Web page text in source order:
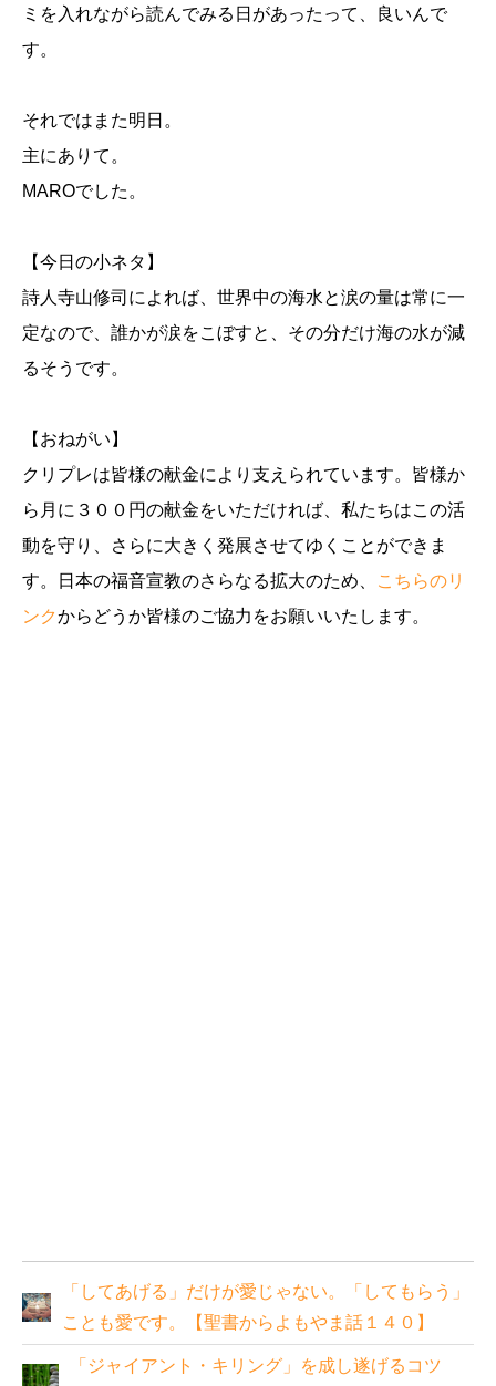
ミを入れながら読んでみる日があったって、良いんで
す。
それではまた明日。
主にありて。
MAROでした。
【今日の小ネタ】
詩人寺山修司によれば、世界中の海水と涙の量は常に一
定なので、誰かが涙をこぼすと、その分だけ海の水が減
るそうです。
【おねがい】
クリプレは皆様の献金により支えられています。皆様か
ら月に３００円の献金をいただければ、私たちはこの活
動を守り、さらに大きく発展させてゆくことができま
す。日本の福音宣教のさらなる拡大のため、
こちらのリ
ンクからどうか皆様のご協力をお願いいたします。
「してあげる」だけが愛じゃない。「してもらう」
ことも愛です。【聖書からよもやま話１４０】
「ジャイアント・キリング」を成し遂げるコツ